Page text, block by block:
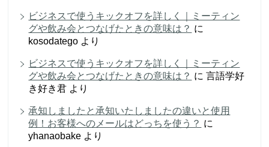
ビジネスで使うキックオフを詳しく｜ミーティン
グや飲み会とつなげたときの意味は？ に
kosodatego より
ビジネスで使うキックオフを詳しく｜ミーティン
グや飲み会とつなげたときの意味は？ に言語学好
き好き君 より
承知しましたと承知いたしましたの違いと使用
例！お客様へのメールはどっちを使う？ に
yhanaobake より